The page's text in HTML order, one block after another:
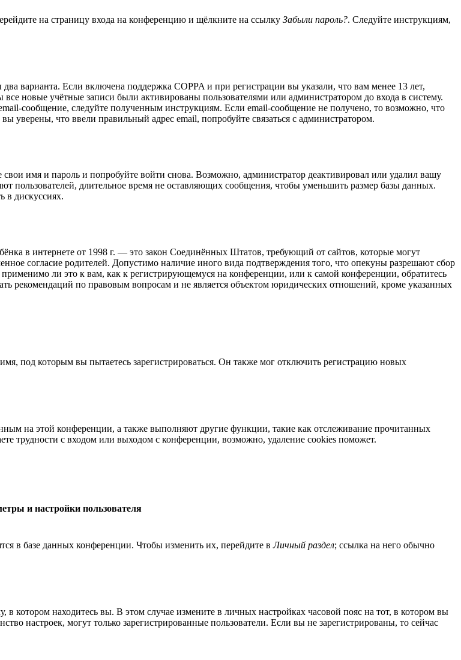
на страницу входа на конференцию и щёлкните на ссылку Забыли пароль?. Следуйте инструкциям,
варианта. Если включена поддержка COPPA и при регистрации вы указали, что вам менее 13 лет,
новые учётные записи были активированы пользователями или администратором до входа в систему.
сообщение, следуйте полученным инструкциям. Если email-сообщение не получено, то возможно, что
уверены, что ввели правильный адрес email, попробуйте связаться с администратором.
имя и пароль и попробуйте войти снова. Возможно, администратор деактивировал или удалил вашу
пользователей, длительное время не оставляющих сообщения, чтобы уменьшить размер базы данных.
в дискуссиях.
в интернете от 1998 г. — это закон Соединённых Штатов, требующий от сайтов, которые могут
согласие родителей. Допустимо наличие иного вида подтверждения того, что опекуны разрешают сбор
ли это к вам, как к регистрирующемуся на конференции, или к самой конференции, обратитесь
рекомендаций по правовым вопросам и не является объектом юридических отношений, кроме указанных
под которым вы пытаетесь зарегистрироваться. Он также мог отключить регистрацию новых
на этой конференции, а также выполняют другие функции, такие как отслеживание прочитанных
трудности с входом или выходом с конференции, возможно, удаление cookies поможет.
и настройки пользователя
в базе данных конференции. Чтобы изменить их, перейдите вЛичный раздел; ссылка на него обычно
котором находитесь вы. В этом случае измените в личных настройках часовой пояс на тот, в котором вы
настроек, могут только зарегистрированные пользователи. Если вы не зарегистрированы, то сейчас